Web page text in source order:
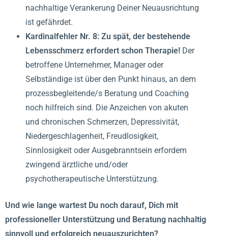
nachhaltige Verankerung Deiner Neuausrichtung
ist gefährdet.
Kardinalfehler Nr. 8: Zu spät, der bestehende
Lebensschmerz erfordert schon Therapie! Der
betroffene Unternehmer, Manager oder
Selbständige ist über den Punkt hinaus, an dem
prozessbegleitende/s Beratung und Coaching
noch hilfreich sind. Die Anzeichen von akuten
und chronischen Schmerzen, Depressivität,
Niedergeschlagenheit, Freudlosigkeit,
Sinnlosigkeit oder Ausgebranntsein erfordern
zwingend ärztliche und/oder
psychotherapeutische Unterstützung.
Und wie lange wartest Du noch darauf, Dich mit
professioneller Unterstützung und Beratung nachhaltig
sinnvoll und erfolgreich neuauszurichten?